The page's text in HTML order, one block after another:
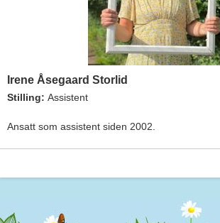
Irene Åsegaard Storlid
Stilling: Assistent
Ansatt som assistent siden 2002.